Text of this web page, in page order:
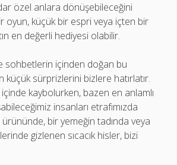
özel anlara dönüşebileceğini
oyun, küçük bir espri veya içten bir
en değerli hediyesi olabilir.
sohbetlerin içinden doğan bu
küçük sürprizlerini bizlere hatırlatır.
kaybolurken, bazen en anlamlı
insanları etrafımızda
bir yemeğin tadında veya
gizlenen sıcacık hisler, bizi